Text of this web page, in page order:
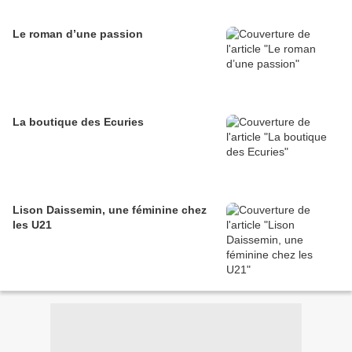
Le roman d’une passion
La boutique des Ecuries
Lison Daissemin, une féminine chez
les U21